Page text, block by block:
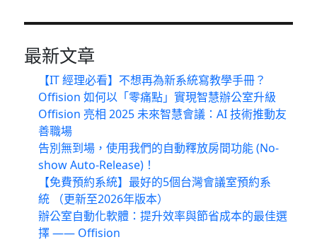
飲
料
製
造
辦
室
碼
最新文章
【IT 經理必看】不想再為新系統寫教學手冊？
Offision 如何以「零痛點」實現智慧辦公室升級
Offision 亮相 2025 未來智慧會議：AI 技術推動友
善職場
告別無到場，使用我們的自動釋放房間功能 (No-
show Auto-Release)！
【免費預約系統】最好的5個台灣會議室預約系
統 （更新至2026年版本）
辦公室自動化軟體：提升效率與節省成本的最佳選
擇 —— Offision